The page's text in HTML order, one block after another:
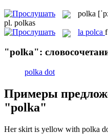
polka
pl. polkas
la polca f
"polka":
polka dot
Примеры
"polka"
Her skirt is yellow with polka